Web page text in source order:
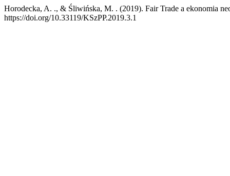
Horodecka, A. ., & Śliwińska, M. . (2019). Fair Trade a ekonomia
https://doi.org/10.33119/KSzPP.2019.3.1